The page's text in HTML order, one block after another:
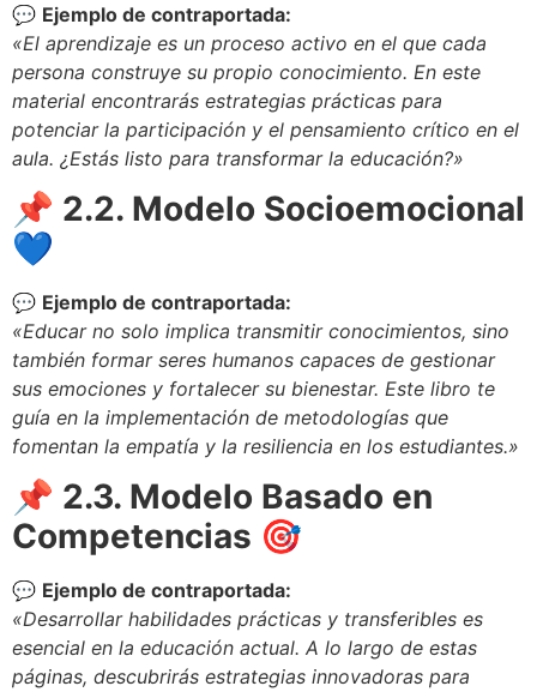
💬 Ejemplo de contraportada:
«El aprendizaje es un proceso activo en el que cada
persona construye su propio conocimiento. En este
material encontrarás estrategias prácticas para
potenciar la participación y el pensamiento crítico en el
aula. ¿Estás listo para transformar la educación?»
📌 2.2. Modelo Socioemocional
💙
💬 Ejemplo de contraportada:
«Educar no solo implica transmitir conocimientos, sino
también formar seres humanos capaces de gestionar
sus emociones y fortalecer su bienestar. Este libro te
guía en la implementación de metodologías que
fomentan la empatía y la resiliencia en los estudiantes.»
📌 2.3. Modelo Basado en
Competencias 🎯
💬 Ejemplo de contraportada:
«Desarrollar habilidades prácticas y transferibles es
esencial en la educación actual. A lo largo de estas
páginas, descubrirás estrategias innovadoras para